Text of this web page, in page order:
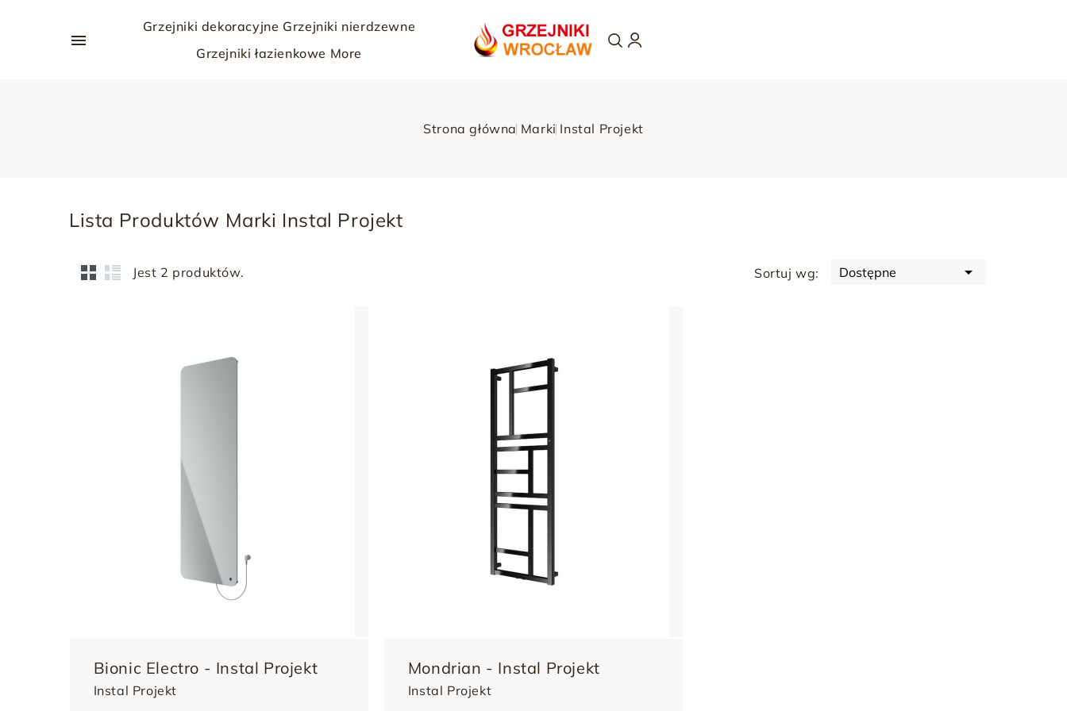

Grzejniki dekoracyjne Grzejniki nierdzewne
Grzejniki łazienkowe More
Strona główna Marki Instal Projekt
Lista Produktów Marki Instal Projekt
Jest 2 produktów. Sortuj wg: Dostępne 
Bionic Electro - Instal Projekt
Instal Projekt
Mondrian - Instal Projekt
Instal Projekt